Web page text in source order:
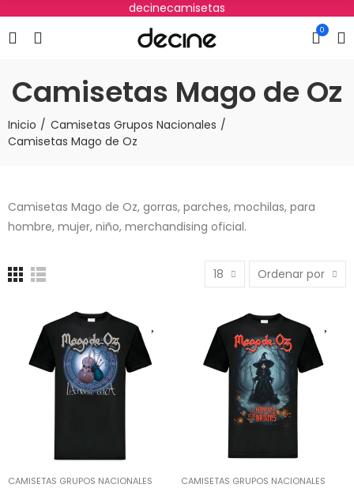
decinecamisetas
0
Camisetas Mago de Oz
Inicio
Camisetas Grupos Nacionales
Camisetas Mago de Oz
Camisetas Mago de Oz, gorras, parches, mochilas, para
hombre, mujer, niño, merchandising oficial.
18 Ordenar por
CAMISETAS GRUPOS NACIONALES CAMISETAS GRUPOS NACIONALES